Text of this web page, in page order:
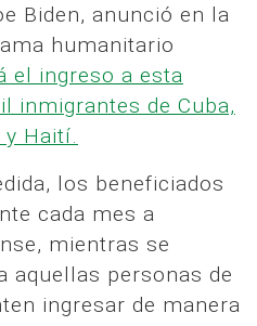
Biden, anunció en la
humanitario
el ingreso a esta
inmigrantes de Cuba,
y Haití.
los beneficiados
cada mes a
mientras se
aquellas personas de
ingresar de manera